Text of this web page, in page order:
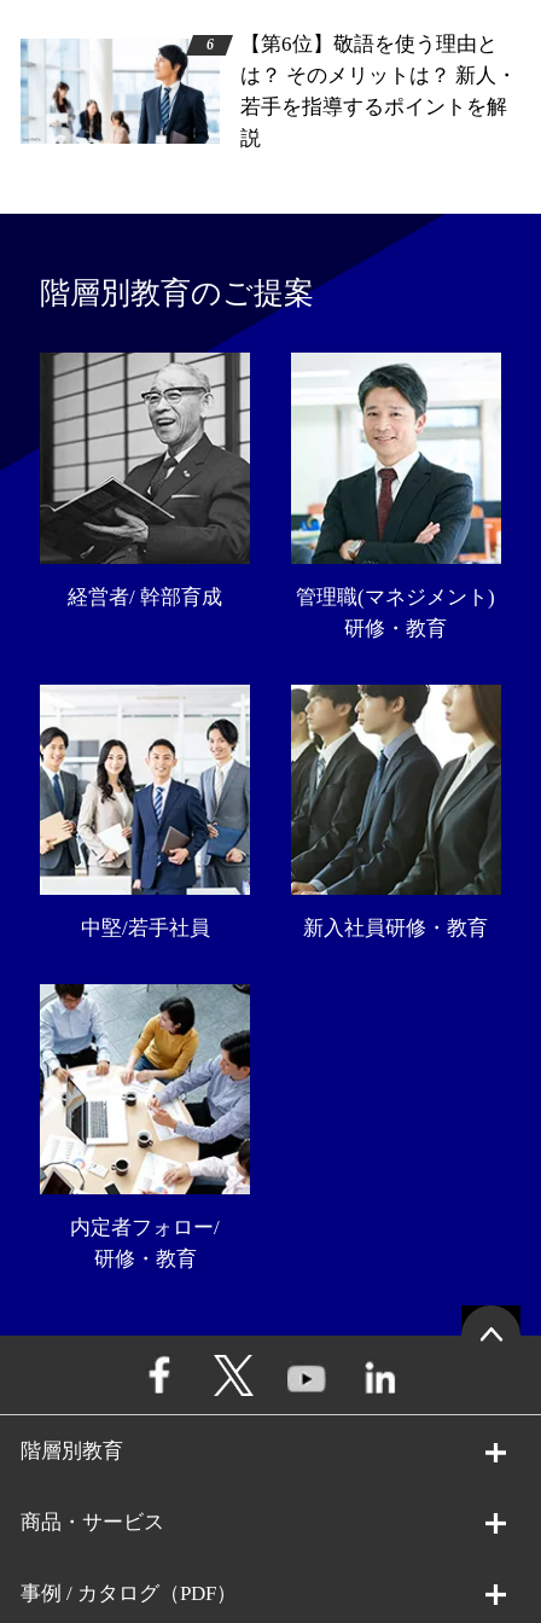
【第6位】敬語を使う理由と
は？ そのメリットは？ 新人・
若手を指導するポイントを解
説
階層別教育のご提案
経営者/ 幹部育成
管理職(マネジメント)
研修・教育
中堅/若手社員 新入社員研修・教育
内定者フォロー/
研修・教育
階層別教育
商品・サービス
事例 / カタログ（PDF）